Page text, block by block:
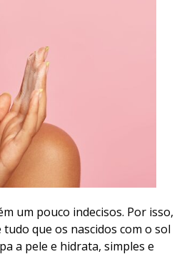
um pouco indecisos. Por isso,
que os nascidos com o sol
a pele e hidrata, simples e